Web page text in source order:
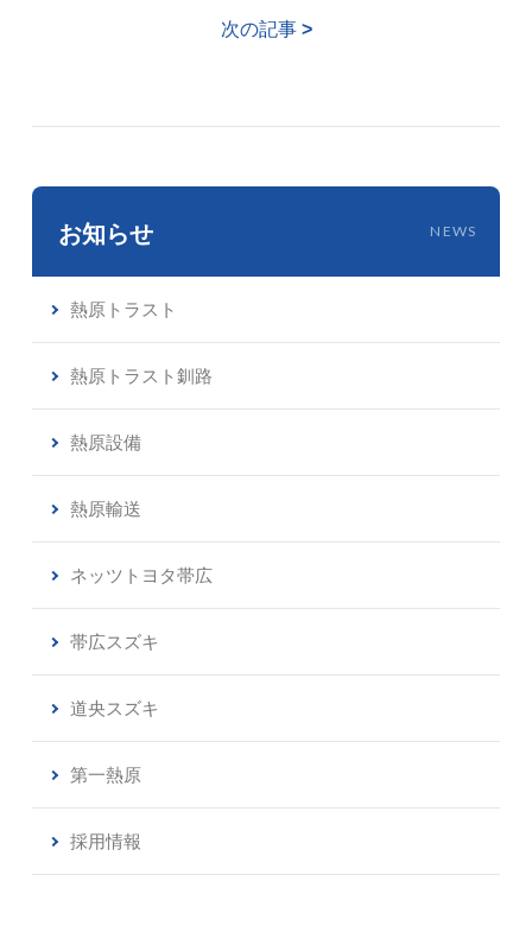
次の記事>
お知らせ NEWS
熱原トラスト
熱原トラスト釧路
熱原設備
熱原輸送
ネッツトヨタ帯広
帯広スズキ
道央スズキ
第一熱原
採用情報